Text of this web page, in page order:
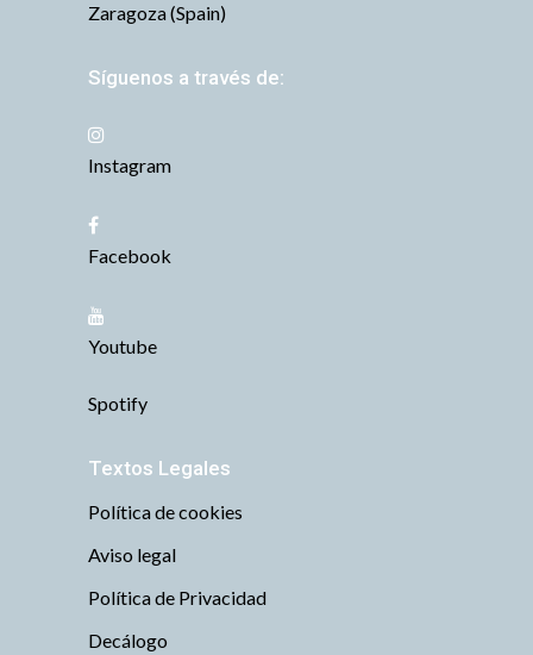
Zaragoza (Spain)
Síguenos a través de:
Instagram
Facebook
Youtube
Spotify
Textos Legales
Política de cookies
Aviso legal
Política de Privacidad
Decálogo